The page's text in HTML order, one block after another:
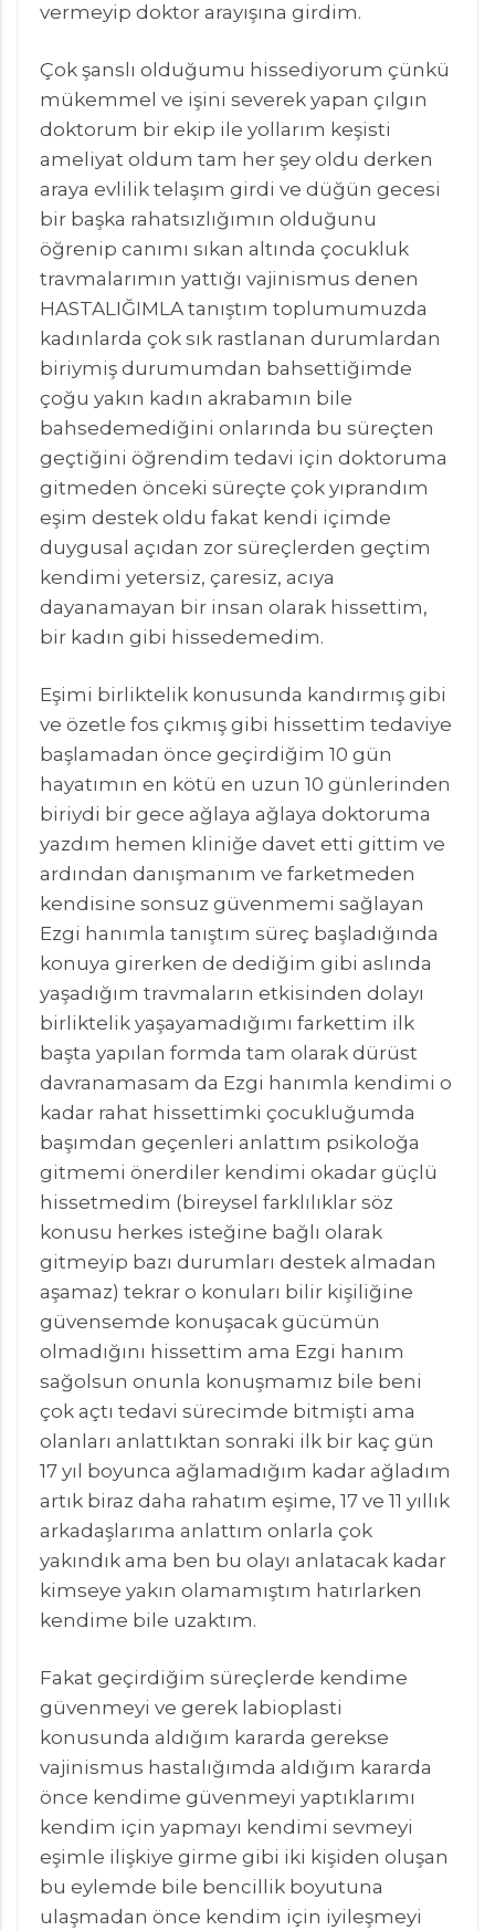
vermeyip doktor arayışına girdim.
Çok şanslı olduğumu hissediyorum çünkü
mükemmel ve işini severek yapan çılgın
doktorum bir ekip ile yollarım keşisti
ameliyat oldum tam her şey oldu derken
araya evlilik telaşım girdi ve düğün gecesi
bir başka rahatsızlığımın olduğunu
öğrenip canımı sıkan altında çocukluk
travmalarımın yattığı vajinismus denen
HASTALIĞIMLA tanıştım toplumumuzda
kadınlarda çok sık rastlanan durumlardan
biriymiş durumumdan bahsettiğimde
çoğu yakın kadın akrabamın bile
bahsedemediğini onlarında bu süreçten
geçtiğini öğrendim tedavi için doktoruma
gitmeden önceki süreçte çok yıprandım
eşim destek oldu fakat kendi içimde
duygusal açıdan zor süreçlerden geçtim
kendimi yetersiz, çaresiz, acıya
dayanamayan bir insan olarak hissettim,
bir kadın gibi hissedemedim.
Eşimi birliktelik konusunda kandırmış gibi
ve özetle fos çıkmış gibi hissettim tedaviye
başlamadan önce geçirdiğim 10 gün
hayatımın en kötü en uzun 10 günlerinden
biriydi bir gece ağlaya ağlaya doktoruma
yazdım hemen kliniğe davet etti gittim ve
ardından danışmanım ve farketmeden
kendisine sonsuz güvenmemi sağlayan
Ezgi hanımla tanıştım süreç başladığında
konuya girerken de dediğim gibi aslında
yaşadığım travmaların etkisinden dolayı
birliktelik yaşayamadığımı farkettim ilk
başta yapılan formda tam olarak dürüst
davranamasam da Ezgi hanımla kendimi o
kadar rahat hissettimki çocukluğumda
başımdan geçenleri anlattım psikoloğa
gitmemi önerdiler kendimi okadar güçlü
hissetmedim (bireysel farklılıklar söz
konusu herkes isteğine bağlı olarak
gitmeyip bazı durumları destek almadan
aşamaz) tekrar o konuları bilir kişiliğine
güvensemde konuşacak gücümün
olmadığını hissettim ama Ezgi hanım
sağolsun onunla konuşmamız bile beni
çok açtı tedavi sürecimde bitmişti ama
olanları anlattıktan sonraki ilk bir kaç gün
17 yıl boyunca ağlamadığım kadar ağladım
artık biraz daha rahatım eşime, 17 ve 11 yıllık
arkadaşlarıma anlattım onlarla çok
yakındık ama ben bu olayı anlatacak kadar
kimseye yakın olamamıştım hatırlarken
kendime bile uzaktım.
Fakat geçirdiğim süreçlerde kendime
güvenmeyi ve gerek labioplasti
konusunda aldığım kararda gerekse
vajinismus hastalığımda aldığım kararda
önce kendime güvenmeyi yaptıklarımı
kendim için yapmayı kendimi sevmeyi
eşimle ilişkiye girme gibi iki kişiden oluşan
bu eylemde bile bencillik boyutuna
ulaşmadan önce kendim için iyileşmeyi